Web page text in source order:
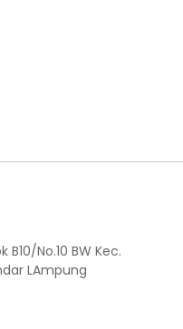
No.10 BW Kec.
LAmpung